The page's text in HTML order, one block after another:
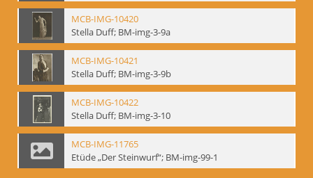
MCB-IMG-10420
Stella Duff; BM-img-3-9a
MCB-IMG-10421
Stella Duff; BM-img-3-9b
MCB-IMG-10422
Stella Duff; BM-img-3-10
MCB-IMG-11765
Etüde „Der Steinwurf“; BM-img-99-1